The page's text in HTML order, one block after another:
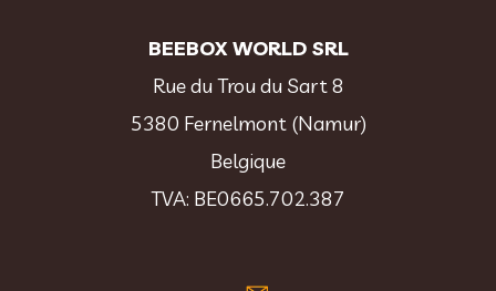
BEEBOX WORLD SRL
Rue du Trou du Sart 8
5380 Fernelmont (Namur)
Belgique
TVA: BE0665.702.387